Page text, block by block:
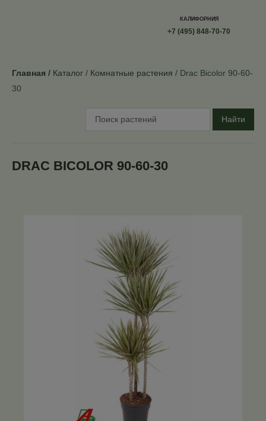
КАЛИФОРНИЯ
+7 (495) 848-70-70
Главная Каталог Комнатные растения
Drac Bicolor 90-60-
30
Найти
DRAC BICOLOR 90-60-30